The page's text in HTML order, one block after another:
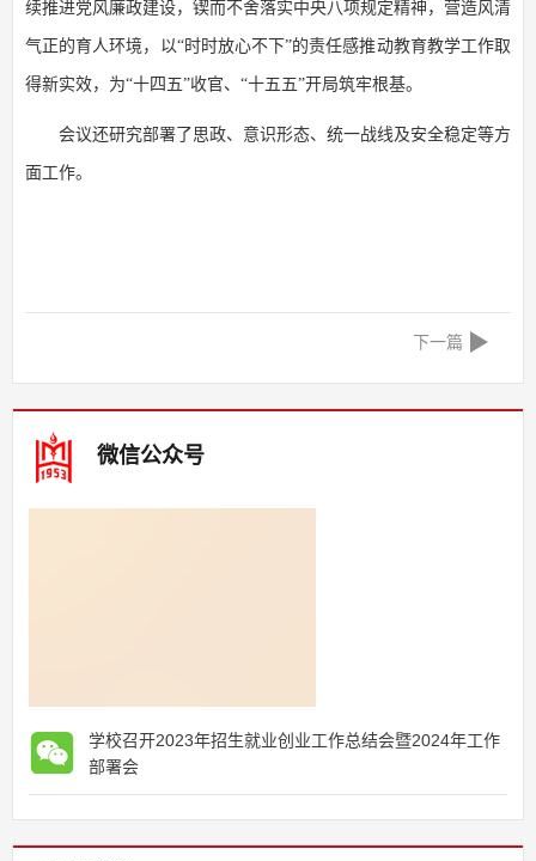
续推进党风廉政建设，锲而不舍落实中央八项规定精神，营造风清
气正的育人环境，以“时时放心不下”的责任感推动教育教学工作取
得新实效，为“十四五”收官、“十五五”开局筑牢根基。
会议还研究部署了思政、意识形态、统一战线及安全稳定等方
面工作。
下一篇
微信公众号
学校召开2023年招生就业创业工作总结会暨2024年工作
部署会